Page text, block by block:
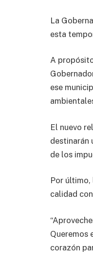
La
esta
A
ese
El nuevo
destinarán
de los
Por último,
calidad
Queremos
corazón